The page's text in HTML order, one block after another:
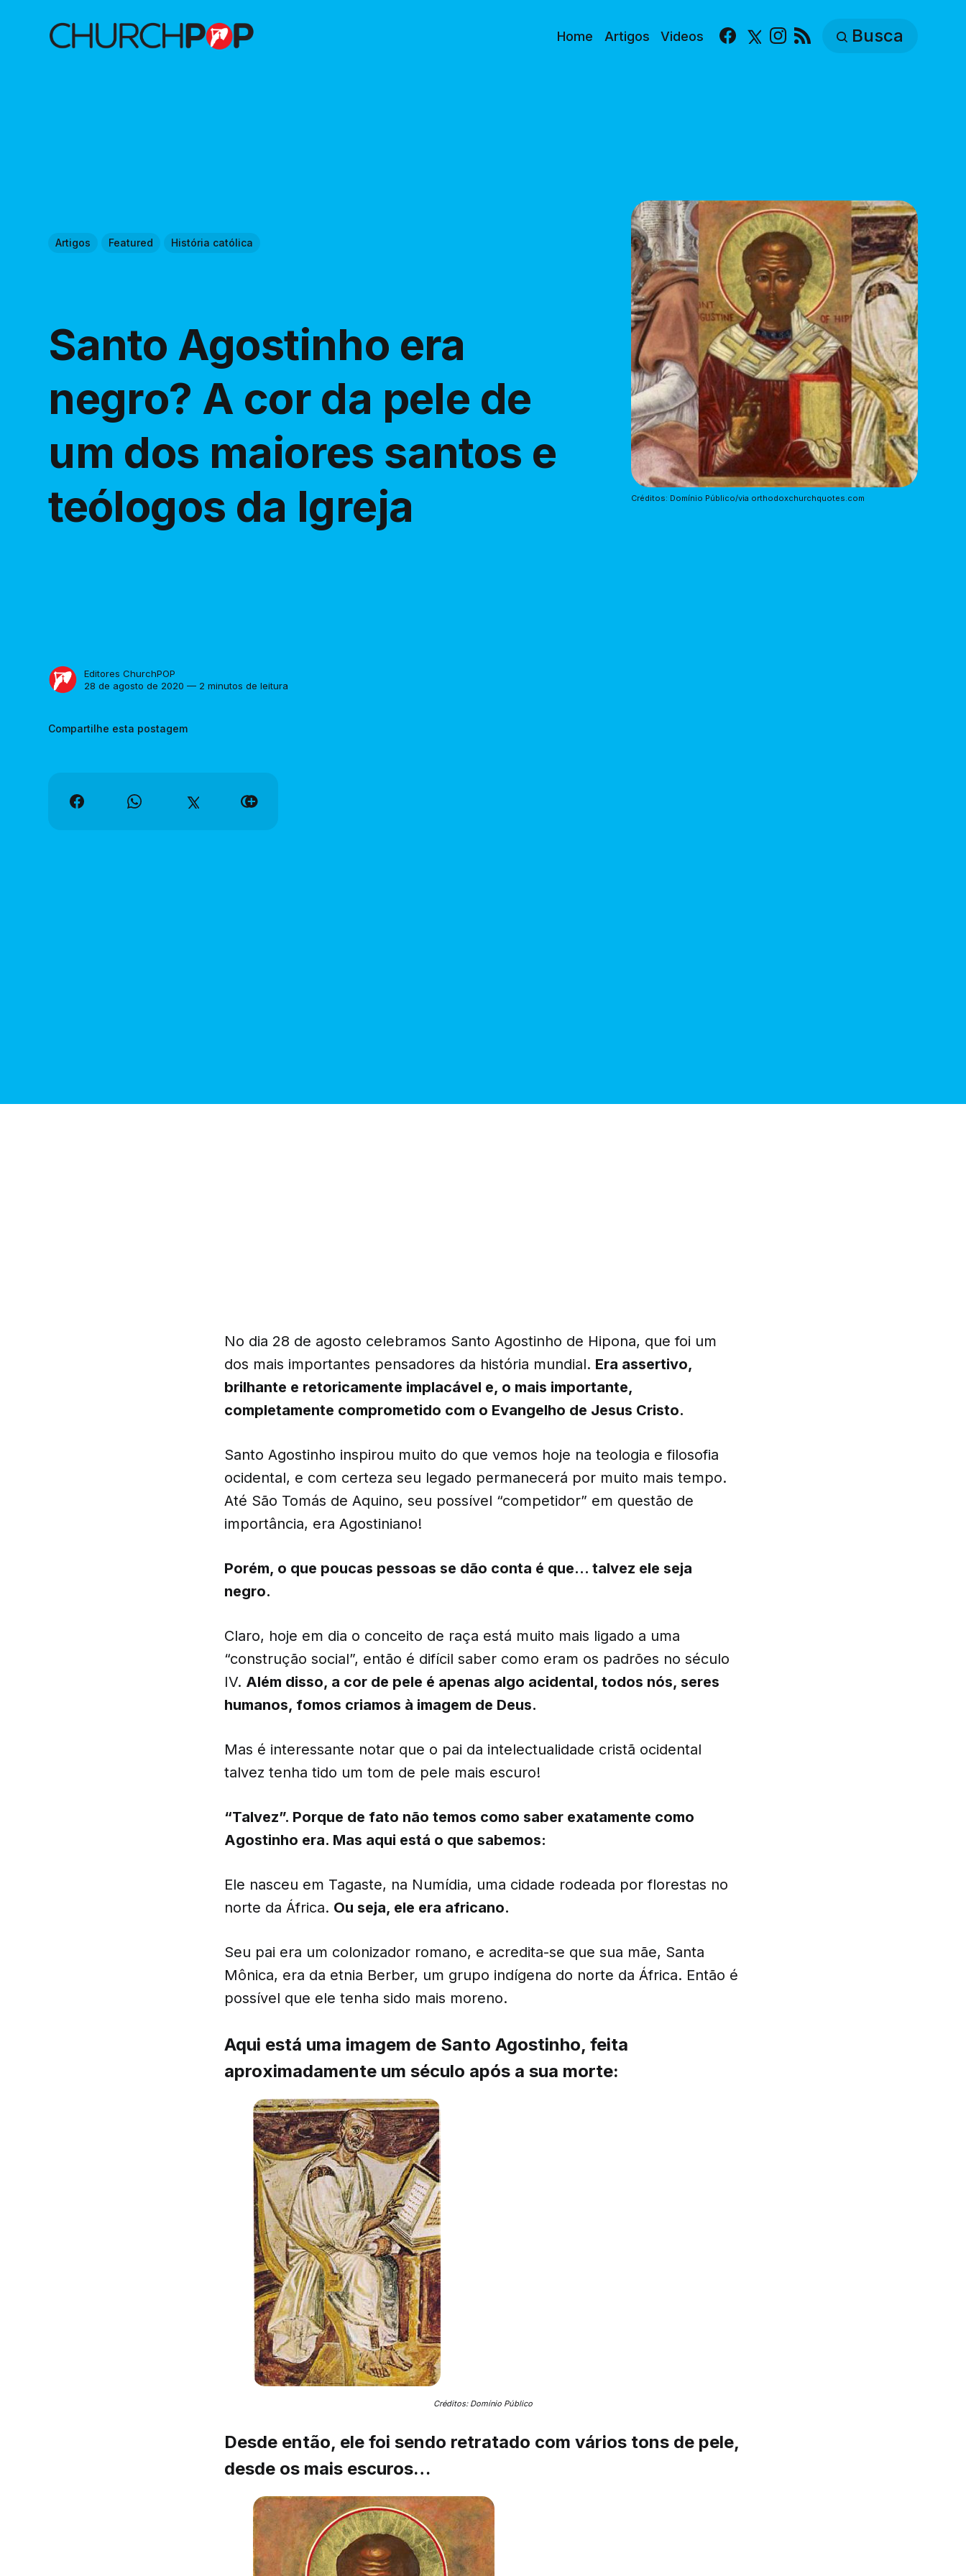
Home Artigos Videos Facebook
X Instagram Busca
Artigos Featured História católica
Santo Agostinho era
negro? A cor da pele de
um dos maiores santos e
teólogos da Igreja
Editores ChurchPOP
28 de agosto de 2020 — 2 minutos de leitura
Compartilhe esta postagem
Créditos: Domínio Público/via orthodoxchurchquotes.com
No dia 28 de agosto celebramos Santo Agostinho de Hipona, que foi um
dos mais importantes pensadores da história mundial. Era assertivo,
brilhante e retoricamente implacável e, o mais importante,
completamente comprometido com o Evangelho de Jesus Cristo.
Santo Agostinho inspirou muito do que vemos hoje na teologia e filosofia
ocidental, e com certeza seu legado permanecerá por muito mais tempo.
Até São Tomás de Aquino, seu possível “competidor” em questão de
importância, era Agostiniano!
Porém, o que poucas pessoas se dão conta é que… talvez ele seja
negro.
Claro, hoje em dia o conceito de raça está muito mais ligado a uma
“construção social”, então é difícil saber como eram os padrões no século
IV. Além disso, a cor de pele é apenas algo acidental, todos nós, seres
humanos, fomos criamos à imagem de Deus.
Mas é interessante notar que o pai da intelectualidade cristã ocidental
talvez tenha tido um tom de pele mais escuro!
“Talvez”. Porque de fato não temos como saber exatamente como
Agostinho era. Mas aqui está o que sabemos:
Ele nasceu em Tagaste, na Numídia, uma cidade rodeada por florestas no
norte da África. Ou seja, ele era africano.
Seu pai era um colonizador romano, e acredita-se que sua mãe, Santa
Mônica, era da etnia Berber, um grupo indígena do norte da África. Então é
possível que ele tenha sido mais moreno.
Aqui está uma imagem de Santo Agostinho, feita
aproximadamente um século após a sua morte:
Créditos: Domínio Público
Desde então, ele foi sendo retratado com vários tons de pele,
desde os mais escuros…